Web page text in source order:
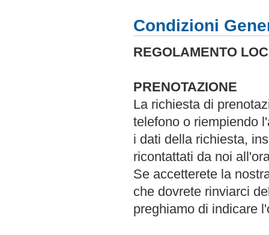
Condizioni
REGOLAMENTO
PRENOTAZIONE
La richiesta di
telefono o riempiendo
i dati della richiesta,
ricontattati da noi
Se accetterete la
che dovrete rinviarci
preghiamo di indicare